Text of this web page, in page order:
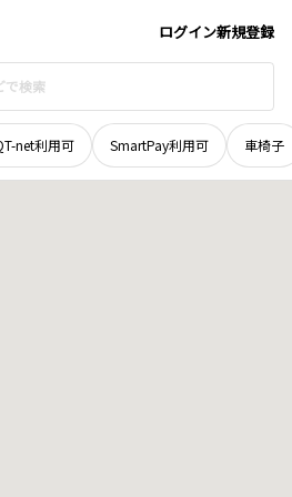
ログイン新規登録
net利用可 SmartPay利用可 車椅子